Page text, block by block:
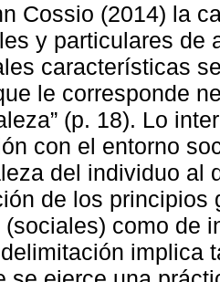
Cossio (2014) la
y particulares de
características
le corresponde
(p. 18). Lo
con el entorno
del individuo al
de los principios
(sociales) como de
implica